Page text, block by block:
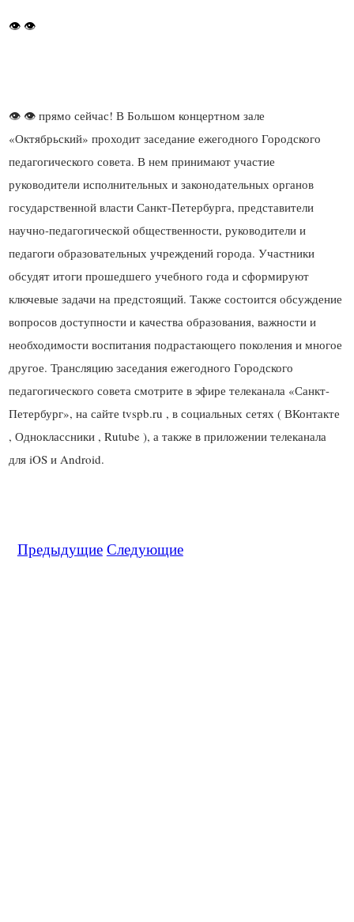
👁 👁 прямо сейчас! В Большом концертном зале
«Октябрьский» проходит заседание ежегодного Городского
педагогического совета. В нем принимают участие
руководители исполнительных и законодательных органов
государственной власти Санкт-Петербурга, представители
научно-педагогической общественности, руководители и
педагоги образовательных учреждений города. Участники
обсудят итоги прошедшего учебного года и сформируют
ключевые задачи на предстоящий. Также состоится обсуждение
вопросов доступности и качества образования, важности и
необходимости воспитания подрастающего поколения и многое
другое. Трансляцию заседания ежегодного Городского
педагогического совета смотрите в эфире телеканала «Санкт-
Петербург», на сайте tvspb.ru , в социальных сетях ( ВКонтакте
, Одноклассники , Rutube ), а также в приложении телеканала
Предыдущие Следующие